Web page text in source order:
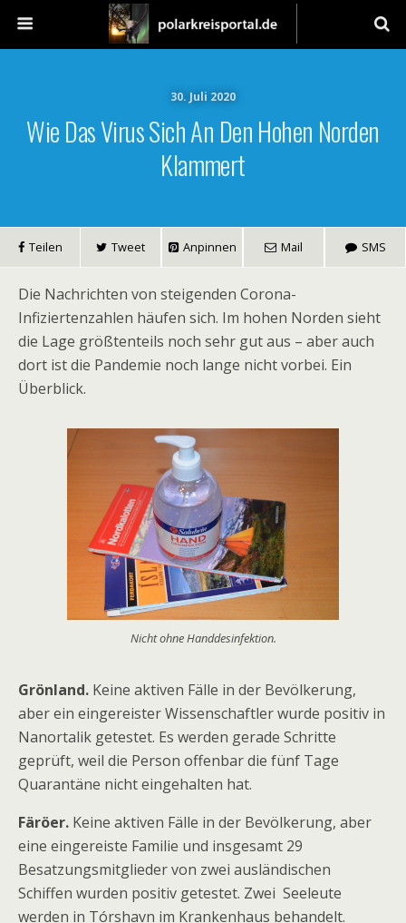
30. Juli 2020
Wie Das Virus Sich An Den Hohen Norden
Klammert
Teilen Tweet Anpinnen Mail SMS
Die Nachrichten von steigenden Corona-
Infiziertenzahlen häufen sich. Im hohen Norden sieht
die Lage größtenteils noch sehr gut aus – aber auch
dort ist die Pandemie noch lange nicht vorbei. Ein
Überblick.
Nicht ohne Handdesinfektion.
Grönland. Keine aktiven Fälle in der Bevölkerung,
aber ein eingereister Wissenschaftler wurde positiv in
Nanortalik getestet. Es werden gerade Schritte
geprüft, weil die Person offenbar die fünf Tage
Quarantäne nicht eingehalten hat.
Färöer. Keine aktiven Fälle in der Bevölkerung, aber
eine eingereiste Familie und insgesamt 29
Besatzungsmitglieder von zwei ausländischen
Schiffen wurden positiv getestet. Zwei Seeleute
werden in Tórshavn im Krankenhaus behandelt.